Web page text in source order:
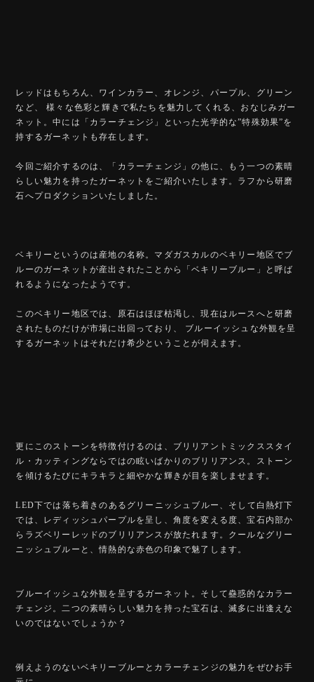
レッドはもちろん、ワインカラー、オレンジ、パープル、グリーン
など、 様々な色彩と輝きで私たちを魅力してくれる、おなじみガー
ネット。中には「カラーチェンジ」といった光学的な”特殊効果”を
持するガーネットも存在します。
今回ご紹介するのは、「カラーチェンジ」の他に、もう一つの素晴
らしい魅力を持ったガーネットをご紹介いたします。ラフから研磨
石へプロダクションいたしました。
ベキリーというのは産地の名称。マダガスカルのベキリー地区でブ
ルーのガーネットが産出されたことから「ベキリーブルー」と呼ば
れるようになったようです。
このベキリー地区では、原石はほぼ枯渇し、現在はルースへと研磨
されたものだけが市場に出回っており、 ブルーイッシュな外観を呈
するガーネットはそれだけ希少ということが伺えます。
更にこのストーンを特徴付けるのは、ブリリアントミックススタイ
ル・カッティングならではの眩いばかりのブリリアンス。ストーン
を傾けるたびにキラキラと細やかな輝きが目を楽しませます。
LED下では落ち着きのあるグリーニッシュブルー、そして白熱灯下
では、レディッシュパープルを呈し、角度を変える度、宝石内部か
らラズベリーレッドのブリリアンスが放たれます。クールなグリー
ニッシュブルーと、情熱的な赤色の印象で魅了します。
ブルーイッシュな外観を呈するガーネット。そして蠱惑的なカラー
チェンジ。二つの素晴らしい魅力を持った宝石は、滅多に出逢えな
いのではないでしょうか？
例えようのないベキリーブルーとカラーチェンジの魅力をぜひお手